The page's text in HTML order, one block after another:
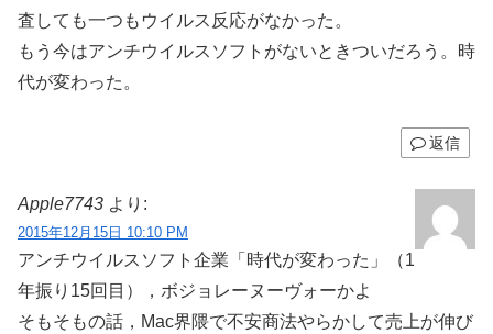
査しても一つもウイルス反応がなかった。
もう今はアンチウイルスソフトがないときついだろう。時
代が変わった。
返信
Apple7743 より:
2015年12月15日 10:10 PM
アンチウイルスソフト企業「時代が変わった」（1
年振り15回目），ボジョレーヌーヴォーかよ
そもそもの話，Mac界隈で不安商法やらかして売上が伸び